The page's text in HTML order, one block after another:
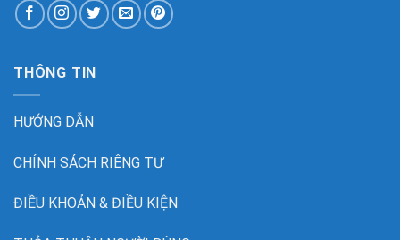
THÔNG TIN
HƯỚNG DẪN
CHÍNH SÁCH RIÊNG TƯ
ĐIỀU KHOẢN & ĐIỀU KIỆN